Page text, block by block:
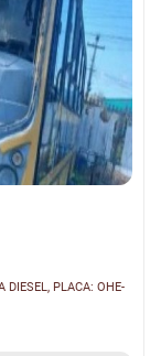
PLACA: OHE-